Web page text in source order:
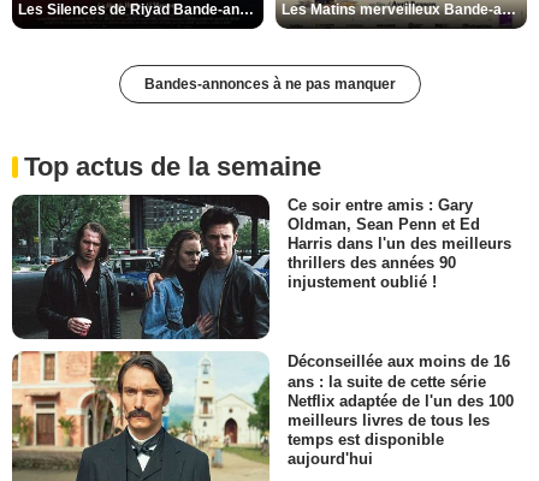
Les Silences de Riyad Bande-annonce VO STFR Les Matins merveilleux Bande-annonce VF
Bandes-annonces à ne pas manquer
Top actus de la semaine
Ce soir entre amis : Gary
Oldman, Sean Penn et Ed
Harris dans l'un des meilleurs
thrillers des années 90
injustement oublié !
Déconseillée aux moins de 16
ans : la suite de cette série
Netflix adaptée de l'un des 100
meilleurs livres de tous les
temps est disponible
aujourd'hui